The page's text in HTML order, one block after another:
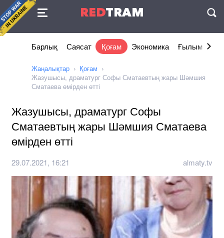
REDTRAM
Келісімі
Барлық Саясат Қоғам Экономика Ғылым және
Жаңалықтар
Қоғам
Жазушысы, драматург Софы Сматаевтың жары Шәмшия
Сматаева өмірден өтті
Жазушысы, драматург Софы
Сматаевтың жары Шәмшия Сматаева
өмірден өтті
29.07.2021, 16:21 almaty.tv